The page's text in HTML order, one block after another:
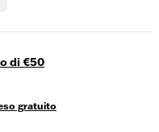
di €50
gratuito